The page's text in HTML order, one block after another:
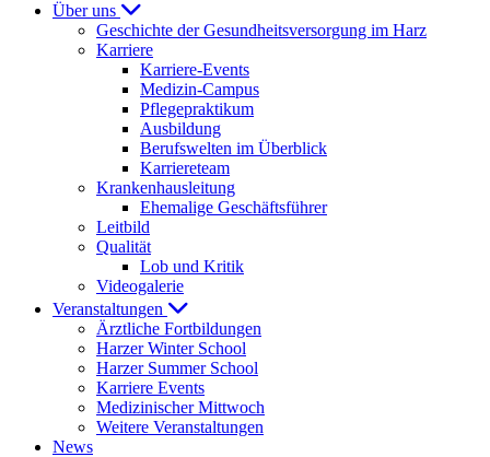
Über uns
Geschichte der Gesundheitsversorgung im Harz
Karriere
Karriere-Events
Medizin-Campus
Pflegepraktikum
Ausbildung
Berufswelten im Überblick
Karriereteam
Krankenhausleitung
Ehemalige Geschäftsführer
Leitbild
Qualität
Lob und Kritik
Videogalerie
Veranstaltungen
Ärztliche Fortbildungen
Harzer Winter School
Harzer Summer School
Karriere Events
Medizinischer Mittwoch
Weitere Veranstaltungen
News